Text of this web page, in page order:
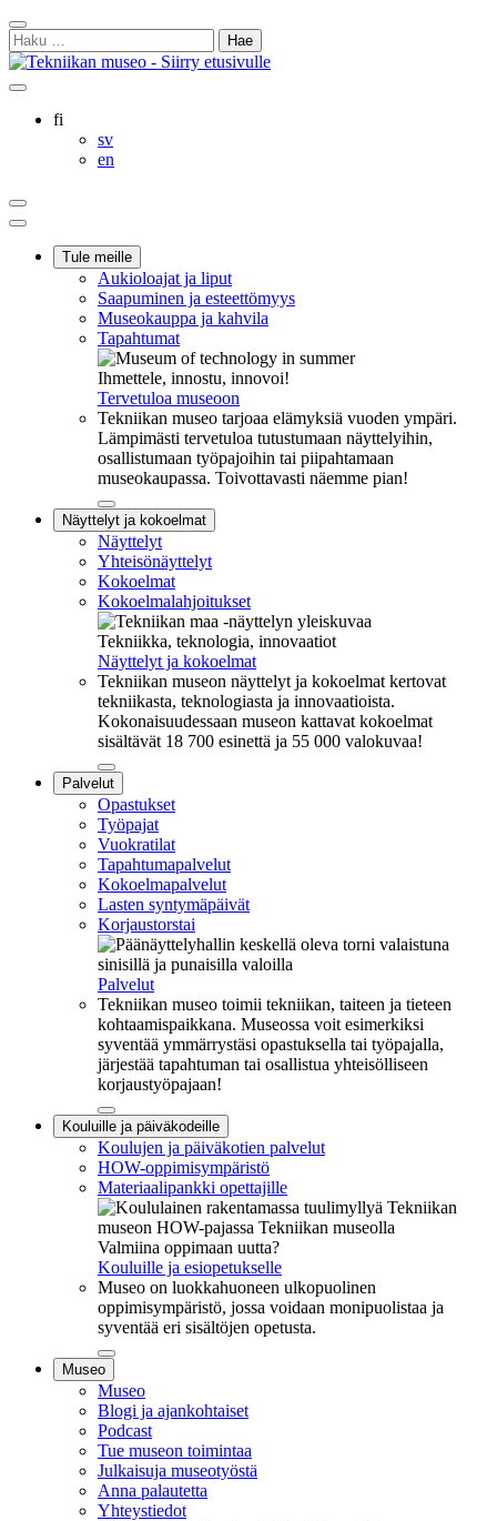
Siirry
sisältöön
Sulje
hakukenttä
Haku:
Ostoskorisi
Oma
Hae
sivultafi
svSvenska
en
Ostoskorisi
Oma
tiliHae
Päävalikko
Tule meille
Aukioloajat ja liput
Saapuminen ja esteettömyys
Museokauppa ja kahvila
Tapahtumat
Ihmettele, innostu, innovoi!
Tervetuloa museoon
Tekniikan museo tarjoaa elämyksiä vuoden ympäri.
Lämpimästi tervetuloa tutustumaan näyttelyihin,
osallistumaan työpajoihin tai piipahtamaan
museokaupassa. Toivottavasti näemme pian!
Sulje
alavalikko
Näyttelyt ja kokoelmat
Näyttelyt
Yhteisönäyttelyt
Kokoelmat
Kokoelmalahjoitukset
Tekniikka, teknologia, innovaatiot
Näyttelyt ja kokoelmat
Tekniikan museon näyttelyt ja kokoelmat kertovat
tekniikasta, teknologiasta ja innovaatioista.
Kokonaisuudessaan museon kattavat kokoelmat
sisältävät 18 700 esinettä ja 55 000 valokuvaa!
Sulje
alavalikko
Palvelut
Opastukset
Työpajat
Vuokratilat
Tapahtumapalvelut
Kokoelmapalvelut
Lasten syntymäpäivät
Korjaustorstai
Palvelut
Tekniikan museo toimii tekniikan, taiteen ja tieteen
kohtaamispaikkana. Museossa voit esimerkiksi
syventää ymmärrystäsi opastuksella tai työpajalla,
järjestää tapahtuman tai osallistua yhteisölliseen
korjaustyöpajaan!
Sulje
alavalikko
Kouluille ja päiväkodeille
Koulujen ja päiväkotien palvelut
HOW-oppimisympäristö
Materiaalipankki opettajille
Valmiina oppimaan uutta?
Kouluille ja esiopetukselle
Museo on luokkahuoneen ulkopuolinen
oppimisympäristö, jossa voidaan monipuolistaa ja
syventää eri sisältöjen opetusta.
Sulje
alavalikko
Museo
Museo
Blogi ja ajankohtaiset
Podcast
Tue museon toimintaa
Julkaisuja museotyöstä
Anna palautetta
Yhteystiedot